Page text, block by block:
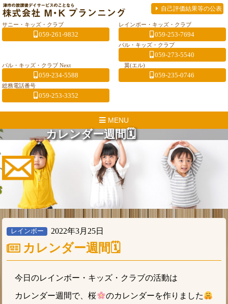
自己評価結果等の公表
サニー・キッズ・クラブ
059-261-9832
レインボー・キッズ・クラブ
059-253-7694
パル・キッズ・クラブ
059-273-5540
パル・キッズ・クラブ Next
059-234-5588
翼(エル)
059-235-0746
総務電話番号
059-253-3352
MENU
カレンダー週間🗓
レインボー 2022年3月25日
カレンダー週間🗓
今日のレインボー・キッズ・クラブの活動は
カレンダー週間で、桜 のカレンダーを作りました